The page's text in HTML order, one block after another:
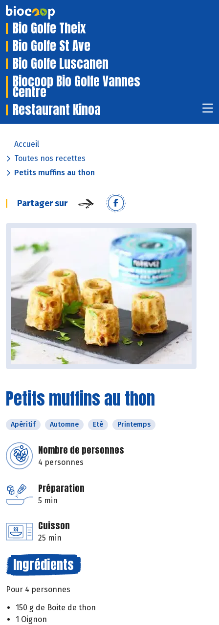
Bio Golfe Theix
Bio Golfe St Ave
Bio Golfe Luscanen
Biocoop Bio Golfe Vannes
Centre
Restaurant Kinoa
Accueil
Toutes nos recettes
Petits muffins au thon
Partager sur
Petits muffins au thon
Apéritif Automne Eté Printemps
Nombre de personnes
4 personnes
Préparation
5 min
Cuisson
25 min
Ingrédients
Pour 4 personnes
150 g de Boite de thon
1 Oignon